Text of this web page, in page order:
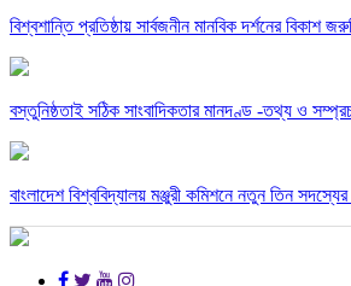
বিশ্বশান্তি প্রতিষ্ঠায় সার্বজনীন মানবিক দর্শনের বিকাশ
বস্তুনিষ্ঠতাই সঠিক সাংবাদিকতার মানদণ্ড -তথ্য ও
বাংলাদেশ বিশ্ববিদ্যালয় মঞ্জুরী কমিশনে নতুন তিন